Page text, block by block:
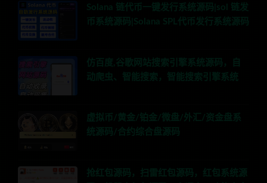
Solana 链代币一键发行系统源码|sol 链发
币系统源码|Solana SPL代币发行系统源码
仿百度,谷歌网站搜索引擎系统源码，自
动爬虫、智能搜索，智能搜索引擎系统
虚拟币/黄金/铂金/微盘/外汇/资金盘系
统源码/合约综合盘源码
抢红包源码，扫雷红包源码，红包系统源